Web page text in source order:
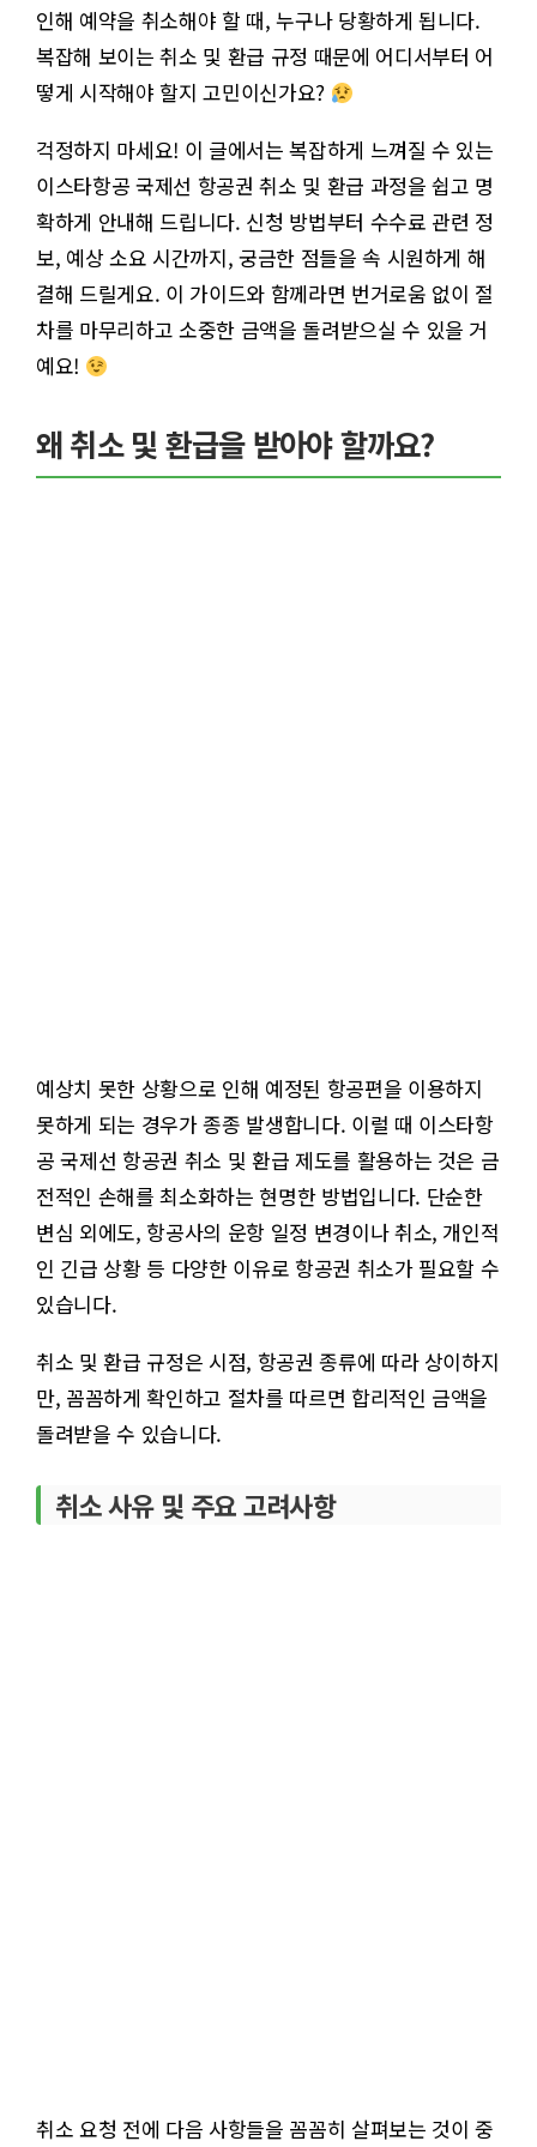
인해 예약을 취소해야 할 때, 누구나 당황하게 됩니다.
복잡해 보이는 취소 및 환급 규정 때문에 어디서부터 어
떻게 시작해야 할지 고민이신가요?
걱정하지 마세요! 이 글에서는 복잡하게 느껴질 수 있는
이스타항공 국제선 항공권 취소 및 환급 과정을 쉽고 명
확하게 안내해 드립니다. 신청 방법부터 수수료 관련 정
보, 예상 소요 시간까지, 궁금한 점들을 속 시원하게 해
결해 드릴게요. 이 가이드와 함께라면 번거로움 없이 절
차를 마무리하고 소중한 금액을 돌려받으실 수 있을 거
예요!
왜 취소 및 환급을 받아야 할까요?
예상치 못한 상황으로 인해 예정된 항공편을 이용하지
못하게 되는 경우가 종종 발생합니다. 이럴 때 이스타항
공 국제선 항공권 취소 및 환급 제도를 활용하는 것은 금
전적인 손해를 최소화하는 현명한 방법입니다. 단순한
변심 외에도, 항공사의 운항 일정 변경이나 취소, 개인적
인 긴급 상황 등 다양한 이유로 항공권 취소가 필요할 수
있습니다.
취소 및 환급 규정은 시점, 항공권 종류에 따라 상이하지
만, 꼼꼼하게 확인하고 절차를 따르면 합리적인 금액을
돌려받을 수 있습니다.
취소 사유 및 주요 고려사항
취소 요청 전에 다음 사항들을 꼼꼼히 살펴보는 것이 중